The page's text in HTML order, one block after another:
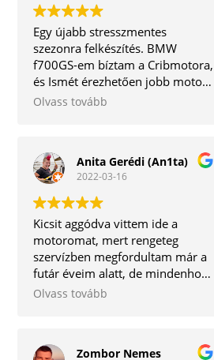
Egy újabb stresszmentes
szezonra felkészítés. BMW
f700GS-em bíztam a Cribmotora,
és Ismét érezhetően jobb motort
kaptam vissza. A legjobb, hogy a
egyben minden törődést
megkapott egy helyen.
Köszönöm mégegyszer!
Olvass tovább
Anita Gerédi (An1ta)
2022-03-16
Kicsit aggódva vittem ide a
motoromat, mert rengeteg
szervízben megfordultam már a
futár éveim alatt, de mindenhol
vagy lehúzás van, vagy kontár
nem lett kész 1 nap alatt a
Olvass tovább
Zombor Nemes